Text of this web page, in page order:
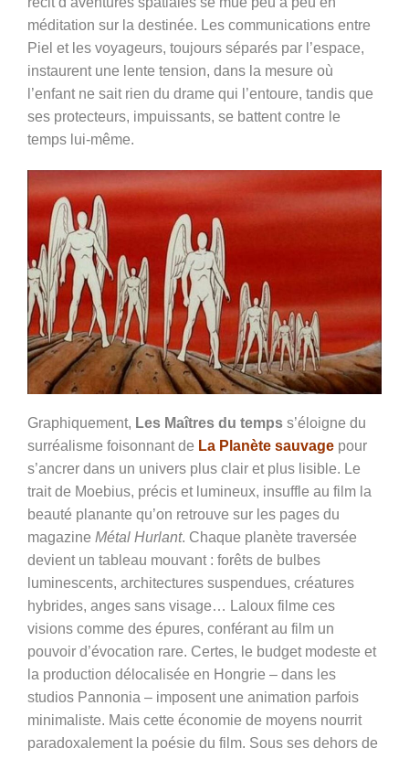
méditation sur la destinée. Les communications entre
Piel et les voyageurs, toujours séparés par l’espace,
instaurent une lente tension, dans la mesure où
l’enfant ne sait rien du drame qui l’entoure, tandis que
ses protecteurs, impuissants, se battent contre le
temps lui-même.
Graphiquement, Les Maîtres du temps s’éloigne du
surréalisme foisonnant de La Planète sauvage pour
s’ancrer dans un univers plus clair et plus lisible. Le
trait de Moebius, précis et lumineux, insuffle au film la
beauté planante qu’on retrouve sur les pages du
magazine Métal Hurlant. Chaque planète traversée
devient un tableau mouvant : forêts de bulbes
luminescents, architectures suspendues, créatures
hybrides, anges sans visage… Laloux filme ces
visions comme des épures, conférant au film un
pouvoir d’évocation rare. Certes, le budget modeste et
la production délocalisée en Hongrie – dans les
studios Pannonia – imposent une animation parfois
minimaliste. Mais cette économie de moyens nourrit
paradoxalement la poésie du film. Sous ses dehors de